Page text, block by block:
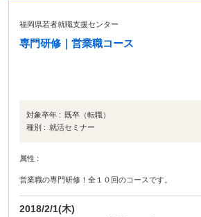
福岡県若者就職支援センター
専門研修｜営業職コース
対象卒年 : 既卒（転職）
種別 : 就活セミナー
属性 :
営業職の専門研修！全１０回のコースです。
2018/2/1(木)